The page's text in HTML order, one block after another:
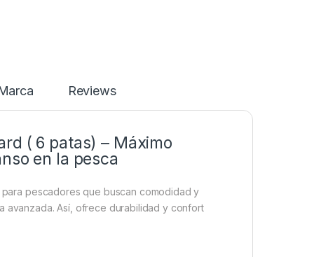
Reviews
( 6 patas) – Máximo
en la pesca
pescadores que buscan comodidad y
avanzada. Así, ofrece durabilidad y confort